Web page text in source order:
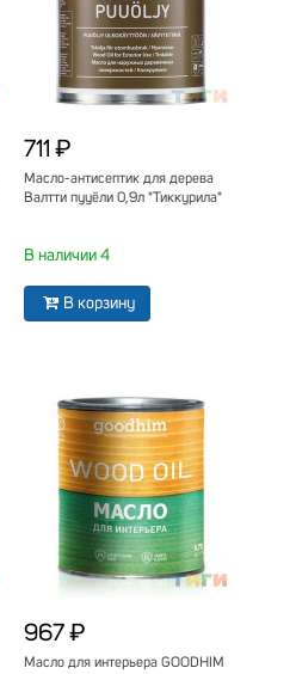
711 ₽
Масло-антисептик для дерева
Валтти пууёли 0,9л "Тиккурила"
В наличии 4
В корзину
967 ₽
Масло для интерьера GOODHIM